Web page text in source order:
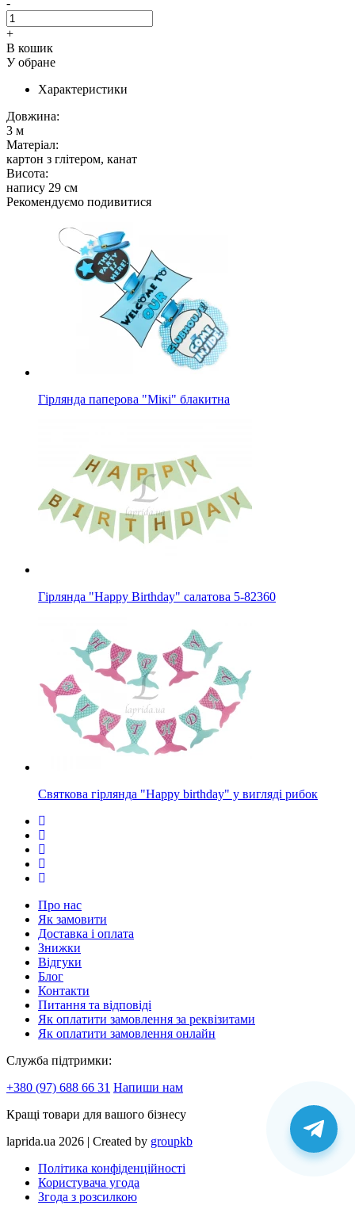
-
+
В кошик
У обране
Характеристики
Довжина:
3 м
Матеріал:
картон з глітером, канат
Висота:
напису 29 см
Рекомендуємо подивитися
Гірлянда паперова "Мікі" блакитна
Гірлянда "Happy Birthday" салатова 5-82360
Святкова гірлянда "Happy birthday" у вигляді рибок
Про нас
Як замовити
Доставка і оплата
Знижки
Відгуки
Блог
Контакти
Питання та відповіді
Як оплатити замовлення за реквізитами
Як оплатити замовлення онлайн
Служба підтримки:
+380 (97) 688 66 31 Напиши нам
Кращі товари для вашого бізнесу
laprida.ua 2026 | Created by groupkb
Політика конфіденційності
Користувача угода
Згода з розсилкою